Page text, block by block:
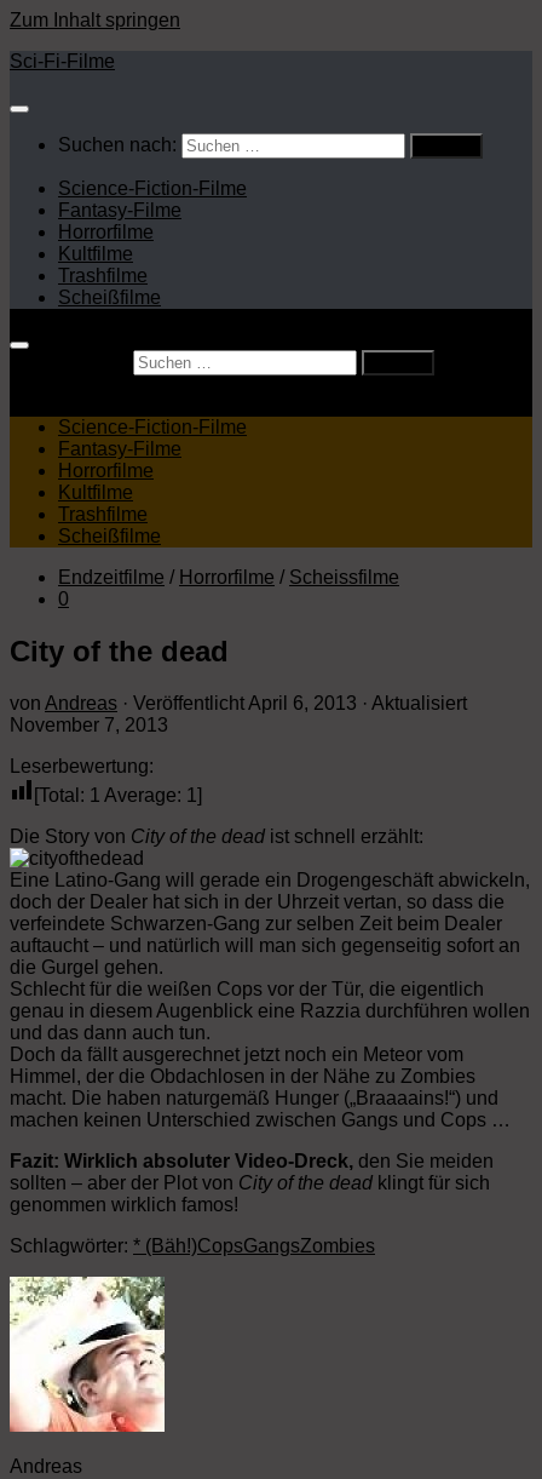
Zum Inhalt springen
Sci-Fi-Filme
Suchen nach:
Science-Fiction-Filme
Fantasy-Filme
Horrorfilme
Kultfilme
Trashfilme
Scheißfilme
Science-Fiction-Filme
Fantasy-Filme
Horrorfilme
Kultfilme
Trashfilme
Scheißfilme
Endzeitfilme / Horrorfilme / Scheissfilme
0
City of the dead
von Andreas · VeröffentlichtApril 6, 2013 · Aktualisiert
November 7, 2013
Leserbewertung:
[Total: 1 Average: 1 ]
Die Story von City of the dead ist schnell erzählt:
Eine Latino-Gang will gerade ein Drogengeschäft abwickeln,
doch der Dealer hat sich in der Uhrzeit vertan, so dass die
verfeindete Schwarzen-Gang zur selben Zeit beim Dealer
auftaucht – und natürlich will man sich gegenseitig sofort an
die Gurgel gehen.
Schlecht für die weißen Cops vor der Tür, die eigentlich
genau in diesem Augenblick eine Razzia durchführen wollen
und das dann auch tun.
Doch da fällt ausgerechnet jetzt noch ein Meteor vom
Himmel, der die Obdachlosen in der Nähe zu Zombies
macht. Die haben naturgemäß Hunger („Braaaains!“) und
machen keinen Unterschied zwischen Gangs und Cops …
Fazit: Wirklich absoluter Video-Dreck, den Sie meiden
sollten – aber der Plot von City of the dead klingt für sich
genommen wirklich famos!
Schlagwörter: * (Bäh!)CopsGangsZombies
Andreas